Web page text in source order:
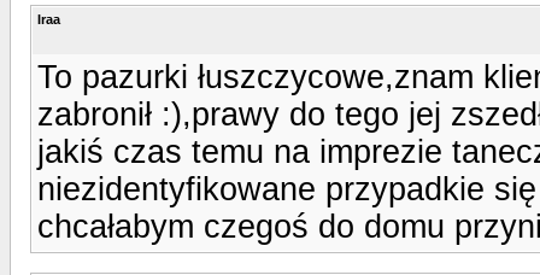
Iraa
To pazurki łuszczycowe,znam
zabronił :),prawy do tego jej
jakiś czas temu na imprezie
niezidentyfikowane przypadkie
chcałabym czegoś do domu